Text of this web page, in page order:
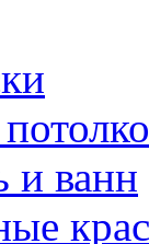
и ванн